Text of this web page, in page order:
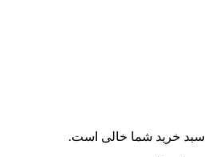
سبد خرید شما خالی است.